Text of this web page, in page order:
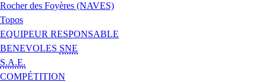
Rocher des Foyères (NAVES)
Topos
EQUIPEUR RESPONSABLE
BENEVOLES SNE
S.A.E.
COMPÉTITION